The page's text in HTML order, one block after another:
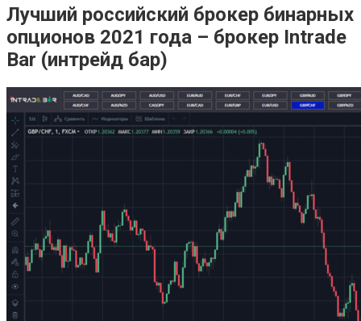
Лучший российский брокер бинарных
опционов 2021 года – брокер Intrade
Bar (интрейд бар)